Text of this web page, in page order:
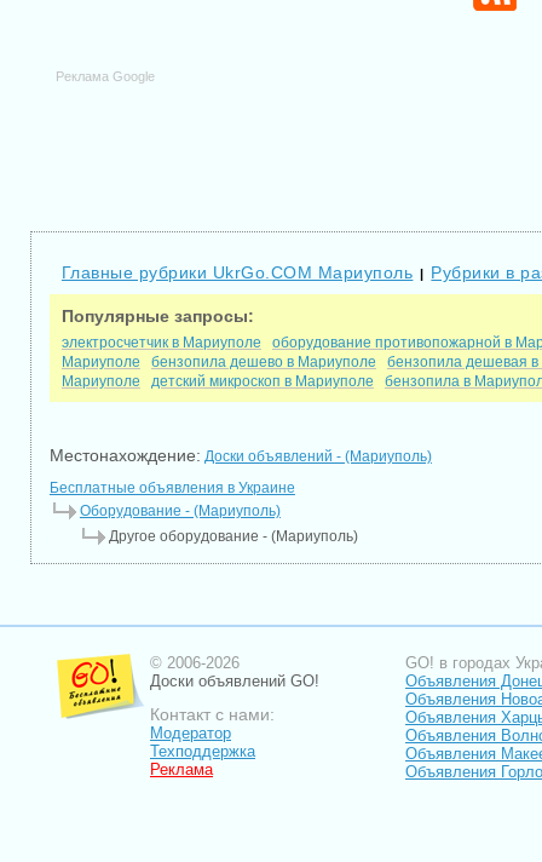
Реклама Google
Главные рубрики UkrGo.COM Мариуполь | Рубрики в
Популярные запросы:
электросчетчик в Мариуполе
оборудование противопожарной в
Мариуполе
бензопила дешево в Мариуполе
бензопила дешевая
Мариуполе
детский микроскоп в Мариуполе бензопила в
Местонахождение: Доски объявлений - (Мариуполь)
Бесплатные объявления в Украине
Оборудование - (Мариуполь)
Другое оборудование - (Мариуполь)
© 2006-2026
Доски объявлений GO!
Контакт с нами:
Модератор
Техподдержка
Реклама
GO! в городах
Объявления
Объявления
Объявления
Объявления
Объявления
Объявления